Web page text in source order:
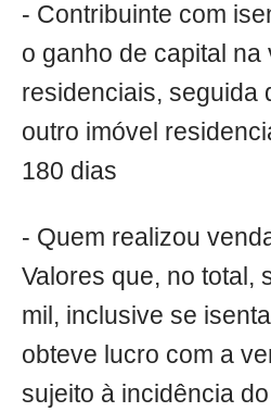
- Contribuinte com
o ganho de capital na
residenciais, seguida
outro imóvel
180 dias
- Quem realizou
Valores que, no total,
mil, inclusive se
obteve lucro com a
sujeito à incidência